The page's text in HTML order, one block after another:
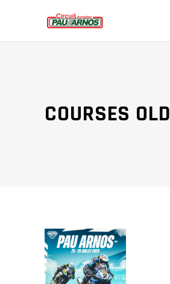
COURSES OLD